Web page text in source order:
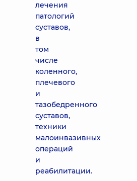
лечения
патологий
суставов,
в
том
числе
коленного,
плечевого
и
тазобедренного
суставов,
техники
малоинвазивных
операций
и
реабилитации.